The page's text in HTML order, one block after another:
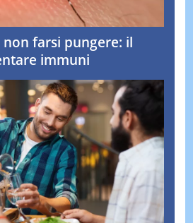
non farsi pungere: il
immuni